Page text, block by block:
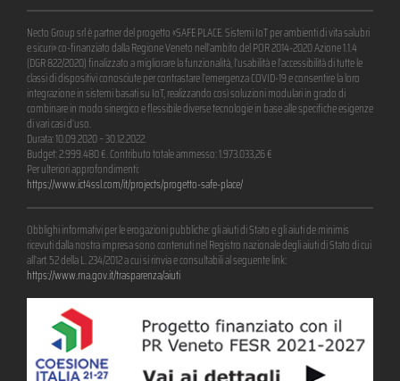
Necto Group srl è partner del progetto «SAFE PLACE. Sistemi IoT per ambienti di vita salubri
e sicuri» co-finanziato dalla Regione Veneto nell’ambito del POR 2014-2020 Azione 1.1.4
(DGR 822/2020) finalizzato a migliorare la funzionalità, l’usabilità e l’accessibilità di tutte le
classi di dispositivi conosciute per contrastare l’emergenza COVID-19 e consentire la loro
integrazione in sistemi basati su IoT, realizzando così soluzioni modulari in grado di
combinare in modo sinergico e flessibile diverse tecnologie in base alle specifiche esigenze
di vari casi d’uso.
Durata: 10.09.2020 – 30.12.2022.
Budget: 2.999.480 €. Contributo totale ammesso: 1.973.033,26 €
Per ulteriori approfondimenti:
https://www.ict4ssl.com/it/projects/progetto-safe-place/
Obblighi informativi per le erogazioni pubbliche: gli aiuti di Stato e gli aiuti de minimis
ricevuti dalla nostra impresa sono contenuti nel Registro nazionale degli aiuti di Stato di cui
all’art. 52 della L. 234/2012 a cui si rinvia e consultabili al seguente link:
https://www.rna.gov.it/trasparenza/aiuti